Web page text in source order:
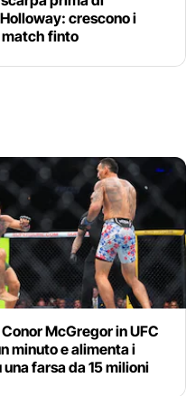
crescono i
finto
McGregor in UFC
minuto e alimenta i
farsa da 15 milioni